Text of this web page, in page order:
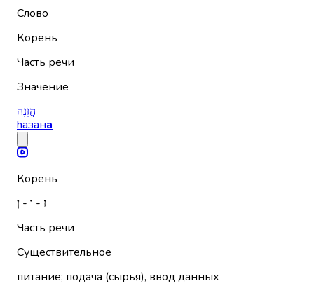
Слово
Корень
Часть речи
Значение
הֲזָנָה
hазана
Корень
ז - ו - ן
Часть речи
Существительное
питание; подача (сырья), ввод данных